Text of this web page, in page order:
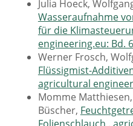
Julia Hoeck,
Wasseraufnahme
für die
engineering.eu: Bd.
Werner Frosch,
Flüssigmist-
agricultural
Momme
Büscher,